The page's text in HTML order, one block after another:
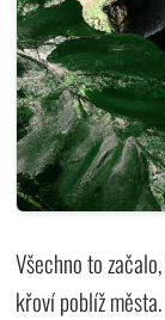
Všechno to
křoví poblíž